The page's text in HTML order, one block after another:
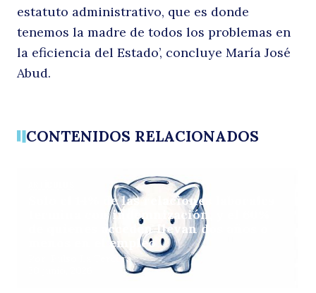
estatuto administrativo, que es donde
tenemos la madre de todos los problemas en
la eficiencia del Estado’, concluye María José
Abud.
CONTENIDOS RELACIONADOS
Solo el 14% de las relaciones laborales
termina con indemnización, y el 60%
de quienes acceden llevan dos años o
menos en el empleo
Por: Pulso La Tercera